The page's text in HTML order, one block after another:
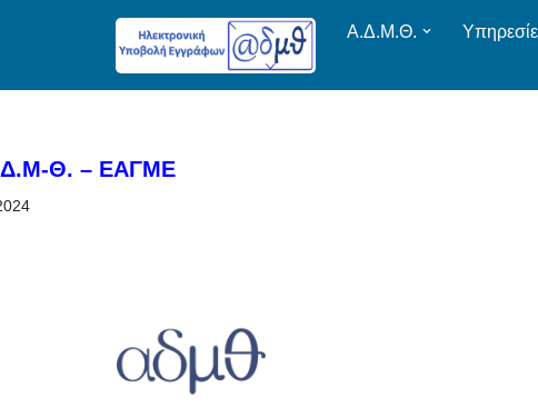
Α.Δ.Μ.Θ.
Θ. – ΕΑΓΜΕ